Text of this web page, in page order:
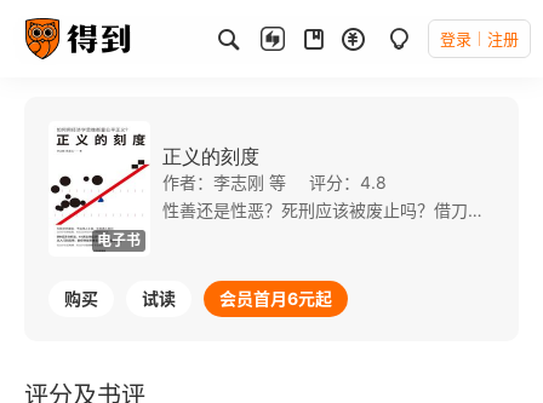
登录 注册
电子书
正义的刻度
作者：李志刚 等
评分：4.8
性善还是性恶？死刑应该被废止吗？借刀杀人，刀当何罪？社会能为公平正义付出多大代价？ 经济学追求如何在资源有限的前提下实现效用较优配置，而法律追求如何实现公平正义。但是一个案件中，不同的人却有着完全不同的立场，那么立场不同，如何评价和取舍？哪一方的“公平正义”才更公平正义？ 因此，本书探讨的核心议题是：我们如何用经济学思维衡量公平正义？ 本书中，法律学者李志刚与知名法律经济学家熊秉元教授合作，从法律经济学的角度，运用经济分析的思维框架，全面探讨法学问题。他们强调，公平正义作为一种高度抽象的价值追求，很难有确切的刻度。此时，对“效用”的比较和选择，可能是一把可供借鉴的尺子。 本书不仅澄清了普通人对经济学的误解，为法律人提供了可学、能用、好用的思维工具和论证工具，还以社会热点案例为据，带领读者通过经济分析的视角，突破法律思维的盲点，理解法律制度背后的深层（经济）逻辑，帮助我们从更深层次理解法律与社会。
购买 试读 会员首月6元起
评分及书评